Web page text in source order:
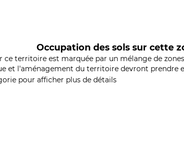
Occupation des sols sur cette
ce territoire est marquée par un mélange de
et l'aménagement du territoire devront prendre
pour afficher plus de détails